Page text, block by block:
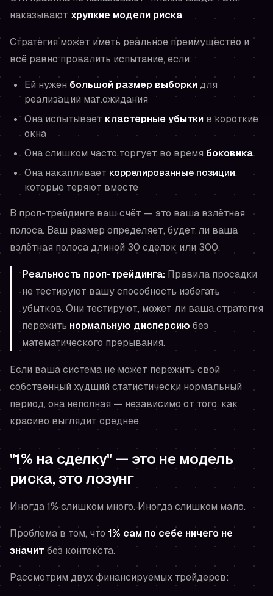
наказывают хрупкие модели риска.
Стратегия может иметь реальное преимущество и
всё равно провалить испытание, если:
Ей нужен большой размер выборкидля
реализации мат.ожидания
Она испытывает кластерные убытки в короткие
окна
Она слишком часто торгует во время боковика
Она накапливает коррелированные позиции,
которые теряют вместе
В проп-трейдинге ваш счёт — это ваша взлётная
полоса. Ваш размер определяет, будет ли ваша
взлётная полоса длиной 30 сделок или 300.
Реальность проп-трейдинга: Правила просадки
не тестируют вашу способность избегать
убытков. Они тестируют, может ли ваша стратегия
пережить нормальную дисперсию без
математического прерывания.
Если ваша система не может пережить свой
собственный худший статистически нормальный
период, она неполная — независимо от того, как
красиво выглядит среднее.
"1% на сделку" — это не модель
риска, это лозунг
Иногда 1% слишком много. Иногда слишком мало.
Проблема в том, что 1% сам по себе ничего не
значит без контекста.
Рассмотрим двух финансируемых трейдеров: